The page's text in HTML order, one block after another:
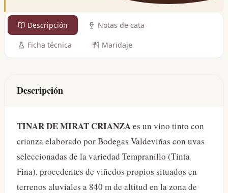
Descripción Notas de cata
Ficha técnica Maridaje
Descripción
TINAR DE MIRAT CRIANZAes un vino tinto con
crianza elaborado por Bodegas Valdeviñas con uvas
seleccionadas de la variedad Tempranillo (Tinta
Fina), procedentes de viñedos propios situados en
terrenos aluviales a 840 m de altitud en la zona de